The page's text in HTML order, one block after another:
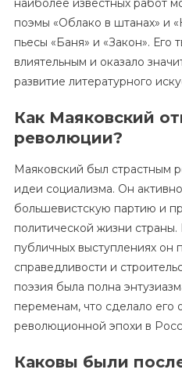
наиболее известных работ
поэмы «Облако в штанах» и
пьесы «Баня» и «Закон». Его
влиятельным и оказало
развитие литературного
Как Маяковский
революции?
Маяковский был страстным
идеи социализма. Он
большевистскую партию и
политической жизни страны.
публичных выступлениях он
справедливости и
поэзия была полна
переменам, что сделало его
революционной эпохи в
Каковы были